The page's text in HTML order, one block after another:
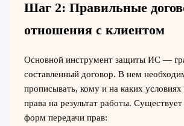
Шаг 2: Правильные
отношения с клиентом
Основной инструмент защиты ИС —
составленный договор. В нем
прописывать, кому и на каких
права на результат работы. Существует
форм передачи прав: